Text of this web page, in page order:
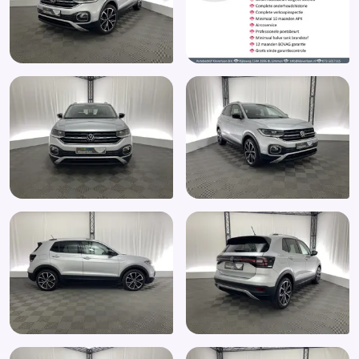
Elektronisch Stabiliteits Programma
Extra getint glas achter
Half leder/stoffen interieur
Hill hold functie
Hoofdsteunen anti-whiplash
LED achterlichten
LED dagrijverlichting
Lederen versnellingspook
Mistlampen voor adaptief
Multimedia-voorbereiding
Niet in gerookt
Passagiersstoel in hoogte verstelbaar
Radio
Regensensor
Start/stop systeem